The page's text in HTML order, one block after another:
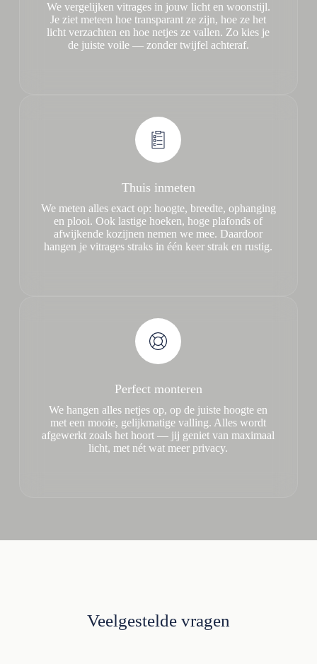
We vergelijken vitrages in jouw licht en woonstijl.
Je ziet meteen hoe transparant ze zijn, hoe ze het
licht verzachten en hoe netjes ze vallen. Zo kies je
de juiste voile — zonder twijfel achteraf.
Thuis inmeten
We meten alles exact op: hoogte, breedte, ophanging
en plooi. Ook lastige hoeken, hoge plafonds of
afwijkende kozijnen nemen we mee. Daardoor
hangen je vitrages straks in één keer strak en rustig.
Perfect monteren
We hangen alles netjes op, op de juiste hoogte en
met een mooie, gelijkmatige valling. Alles wordt
afgewerkt zoals het hoort — jij geniet van maximaal
licht, met nét wat meer privacy.
Veelgestelde vragen